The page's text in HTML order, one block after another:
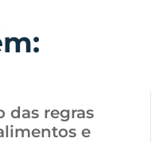
das regras
e